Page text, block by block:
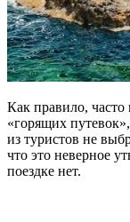
Как правило,
«горящих
из туристов не
что это неверное
поездке нет.